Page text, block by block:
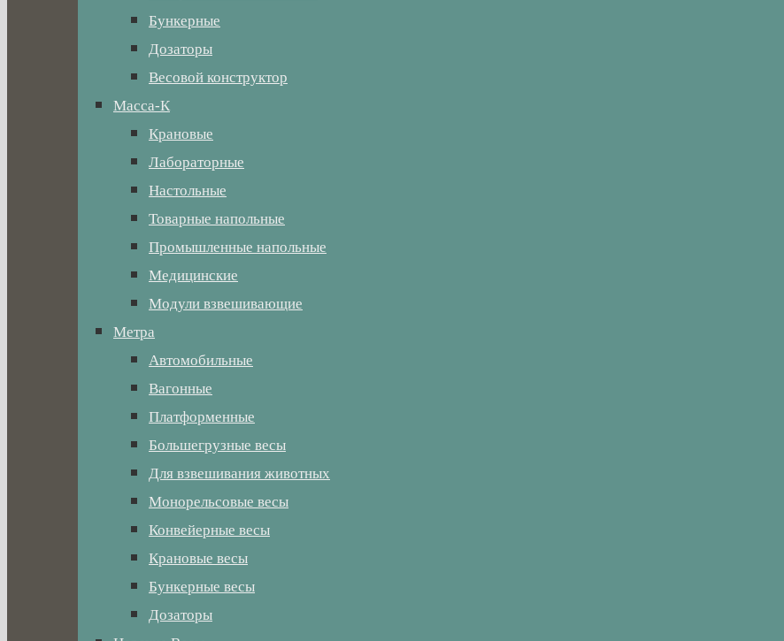
Бункерные
Дозаторы
Весовой конструктор
Масса-К
Крановые
Лабораторные
Настольные
Товарные напольные
Промышленные напольные
Медицинские
Модули взвешивающие
Метра
Автомобильные
Вагонные
Платформенные
Большегрузные весы
Для взвешивания животных
Монорельсовые весы
Конвейерные весы
Крановые весы
Бункерные весы
Дозаторы